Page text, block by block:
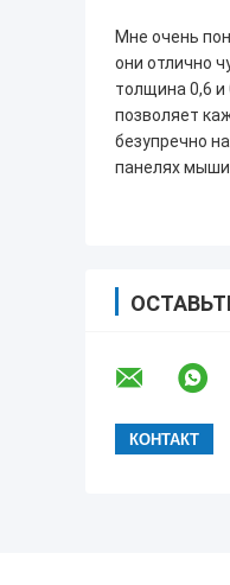
Мне очень
они отлично
толщина 0,6
позволяет
безупречно
панелях